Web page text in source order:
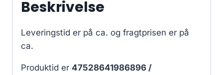
Beskrivelse
Leveringstid er på ca. og fragtprisen er på
ca.
Produktid er 47528641986896 /